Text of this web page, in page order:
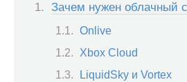
Зачем нужен облачный
Onlive
Xbox Cloud
LiquidSky и Vortex